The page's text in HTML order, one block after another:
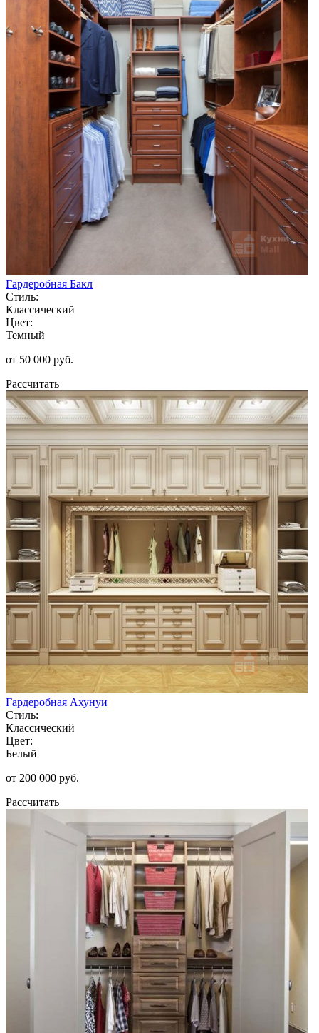
Гардеробная Бакл
Стиль:
Классический
Цвет:
Темный
от 50 000 руб.
Рассчитать
Гардеробная Ахунуи
Стиль:
Классический
Цвет:
Белый
от 200 000 руб.
Рассчитать